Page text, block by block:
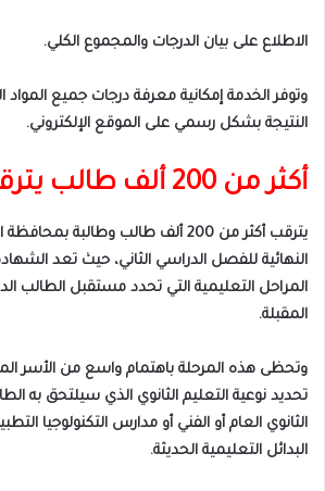
الاطلاع على بيان الدرجات والمجموع الكلي.
وتوفر الخدمة إمكانية معرفة درجات جميع المواد
النتيجة بشكل رسمي على الموقع الإلكتروني.
أكثر من 200 ألف طالب يترقبون النتائج
يترقب أكثر من 200 ألف طالب وطالبة
النهائية للفصل الدراسي الثاني، حيث تعد
المراحل التعليمية التي تحدد مستقبل الطالب
المقبلة.
وتحظى هذه المرحلة باهتمام واسع من الأسر
تحديد نوعية التعليم الثانوي الذي سيلتحق به
الثانوي العام أو الفني أو مدارس التكنولوجيا
البدائل التعليمية الحديثة.